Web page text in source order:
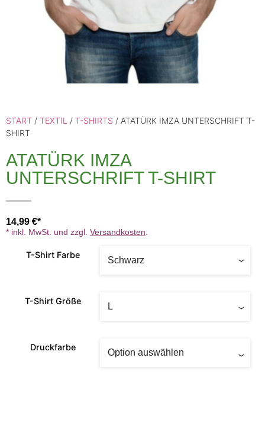
START / TEXTIL / T-SHIRTS / ATATÜRK IMZA UNTERSCHRIFT T-
SHIRT
ATATÜRK IMZA
UNTERSCHRIFT T-SHIRT
14,99 €
* inkl. MwSt. und zzgl. Versandkosten
T-Shirt Farbe
T-Shirt Größe
Druckfarbe